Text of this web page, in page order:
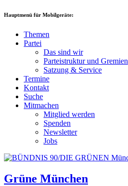
Hauptmenü für Mobilgeräte:
Themen
Partei
Das sind wir
Parteistruktur und Gremien
Satzung & Service
Termine
Kontakt
Suche
Mitmachen
Mitglied werden
Spenden
Newsletter
Jobs
Grüne München